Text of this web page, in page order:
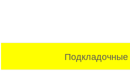
Подкладочные